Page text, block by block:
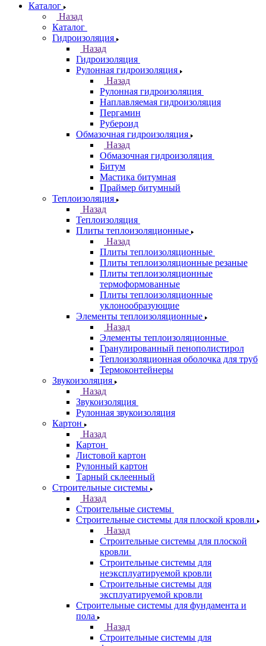
Каталог
Назад
Каталог
Гидроизоляция
Назад
Гидроизоляция
Рулонная гидроизоляция
Назад
Рулонная гидроизоляция
Наплавляемая гидроизоляция
Пергамин
Рубероид
Обмазочная гидроизоляция
Назад
Обмазочная гидроизоляция
Битум
Мастика битумная
Праймер битумный
Теплоизоляция
Назад
Теплоизоляция
Плиты теплоизоляционные
Назад
Плиты теплоизоляционные
Плиты теплоизоляционные резаные
Плиты теплоизоляционные
термоформованные
Плиты теплоизоляционные
уклонообразующие
Элементы теплоизоляционные
Назад
Элементы теплоизоляционные
Гранулированный пенополистирол
Теплоизоляционная оболочка для труб
Термоконтейнеры
Звукоизоляция
Назад
Звукоизоляция
Рулонная звукоизоляция
Картон
Назад
Картон
Листовой картон
Рулонный картон
Тарный склеенный
Строительные системы
Назад
Строительные системы
Строительные системы для плоской кровли
Назад
Строительные системы для плоской
кровли
Строительные системы для
неэксплуатируемой кровли
Строительные системы для
эксплуатируемой кровли
Строительные системы для фундамента и
пола
Назад
Строительные системы для